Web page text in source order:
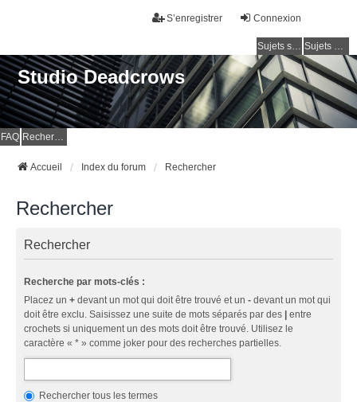
Connexion
S’enregistrer
Sujets sans réponse Sujets actifs
Studio Deadcrows
FAQ Rechercher
Accueil Index du forum Rechercher
Rechercher
Rechercher
Recherche par mots-clés :
Placez un + devant un mot qui doit être trouvé et un - devant un mot qui
doit être exclu. Saisissez une suite de mots séparés par des | entre
crochets si uniquement un des mots doit être trouvé. Utilisez le
caractère « * » comme joker pour des recherches partielles.
Rechercher tous les termes